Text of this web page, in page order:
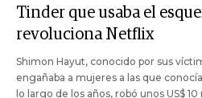
Tinder que usaba el
revoluciona Netflix
Shimon Hayut, conocido por sus
engañaba a mujeres a las que
lo largo de los años, robó unos US$